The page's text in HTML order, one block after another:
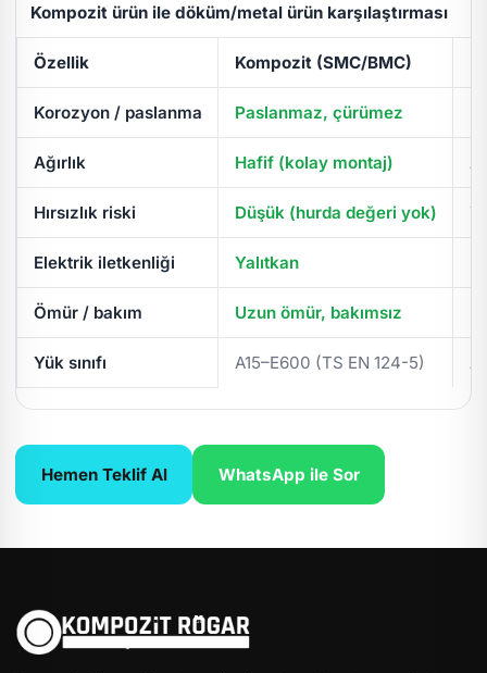
Kompozit ürün ile döküm/metal ürün karşılaştırması
Özellik Kompozit (SMC/BMC)
Korozyon / paslanma Paslanmaz, çürümez
Ağırlık Hafif (kolay montaj)
Hırsızlık riski Düşük (hurda değeri yok)
Elektrik iletkenliği Yalıtkan
Ömür / bakım Uzun ömür, bakımsız
Yük sınıfı A15–E600 (TS EN 124-5)
Hemen Teklif Al WhatsApp ile Sor